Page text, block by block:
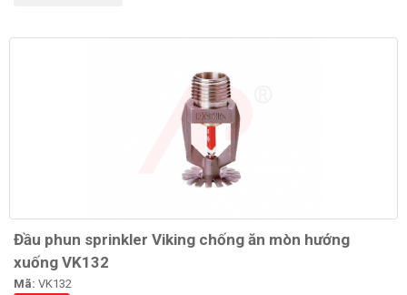
Đầu phun sprinkler Viking chống ăn mòn hướng
xuống VK132
Mã: VK132